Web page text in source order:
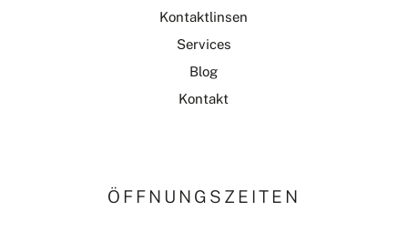
Kontaktlinsen
Services
Blog
Kontakt
ÖFFNUNGSZEITEN